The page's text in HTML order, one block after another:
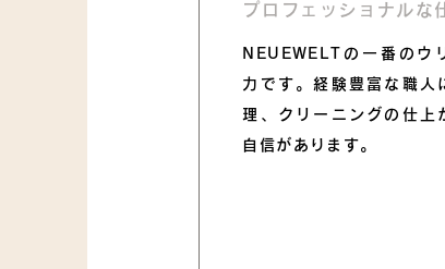
プロフェッショナルな
NEUEWELTの一番のウ
力です。経験豊富な職人
理、クリーニングの仕上
自信があります。